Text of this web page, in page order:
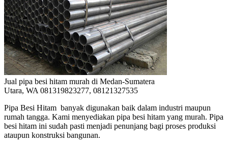
Jual pipa besi hitam murah di Medan-Sumatera
Utara, WA 081319823277, 08121327535
Pipa Besi Hitam banyak digunakan baik dalam industri maupun
rumah tangga. Kami menyediakan pipa besi hitam yang murah. Pipa
besi hitam ini sudah pasti menjadi penunjang bagi proses produksi
ataupun konstruksi bangunan.